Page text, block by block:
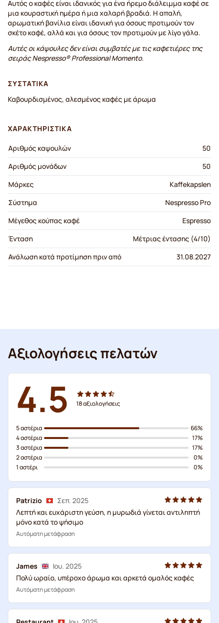
Αυτός ο καφές είναι ιδανικός για ένα ήρεμο διάλειμμα καφέ σε
μια κουραστική ημέρα ή μια χαλαρή βραδιά. Η απαλή,
αρωματική βανίλια είναι ιδανική για όσους προτιμούν τον
σκέτο καφέ, αλλά και για όσους τον προτιμούν με λίγο γάλα.
Αυτές οι κάψουλες δεν είναι συμβατές με τις καφετιέρες της
σειράς Nespresso® Professional Momento.
ΣΥΣΤΑΤΙΚΆ
Καβουρδισμένος, αλεσμένος καφές με άρωμα
ΧΑΡΑΚΤΗΡΙΣΤΙΚΆ
Αριθμός καψουλών
50
Αριθμός μονάδων
50
Μάρκες
Kaffekapslen
Σύστημα
Nespresso Pro
Μέγεθος κούπας καφέ
Espresso
Ένταση
Μέτριας έντασης (4/10)
Ανάλωση κατά προτίμηση πριν από
31.08.2027
Αξιολογήσεις πελατών
4.5 18αξιολογήσεις
5 αστέρια
4 αστέρια
3 αστέρια
2 αστέρια
1 αστέρι
66%
17%
17%
0%
0%
Patrizio
Σεπ. 2025
Λεπτή και ευχάριστη γεύση, η μυρωδιά γίνεται αντιληπτή
μόνο κατά το ψήσιμο
Αυτόματη μετάφραση
James
Ιου. 2025
Πολύ ωραίο, υπέροχο άρωμα και αρκετά ομαλός καφές
Αυτόματη μετάφραση